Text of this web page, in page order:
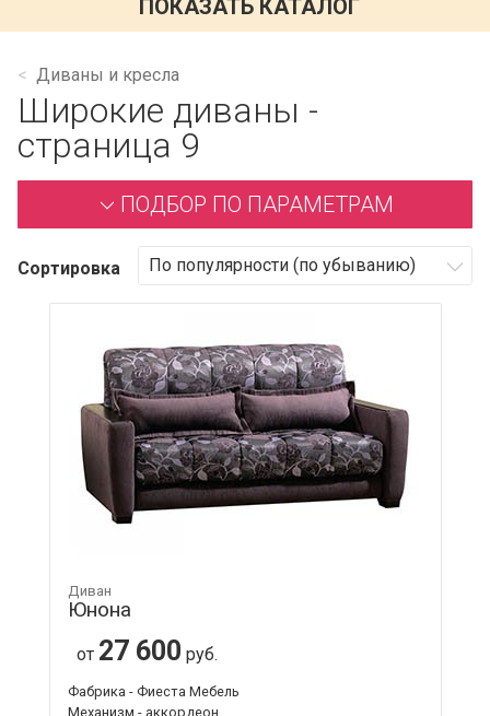
ПОКАЗАТЬ КАТАЛОГ
Диваны и кресла
Широкие диваны -
страница 9
ПОДБОР ПО ПАРАМЕТРАМ
Сортировка
Диван
Юнона
от 27 600 руб.
Фабрика - Фиеста Мебель
Механизм - аккордеон